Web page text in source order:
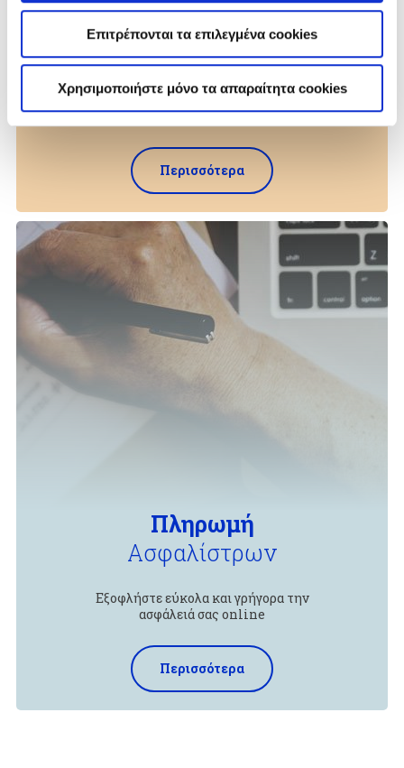
Επιτρέπονται τα επιλεγμένα cookies
Χρησιμοποιήστε μόνο τα απαραίτητα cookies
Online
ασφαλίσεις
Αυτοκίνητο , Κατοικία , Κάρτα Υγείας ή
Νοσοκομειακή Κάλυψη; Επιλέξτε online το
πρόγραμμα που σας ταιριάζει
Περισσότερα
Πληρωμή
Ασφαλίστρων
Εξοφλήστε εύκολα και γρήγορα την
ασφάλειά σας online
Περισσότερα